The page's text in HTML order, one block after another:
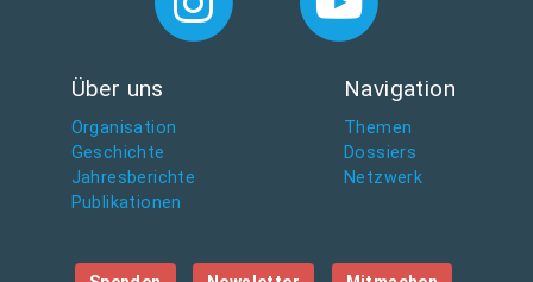
Über uns
Organisation
Geschichte
Jahresberichte
Publikationen
Navigation
Themen
Dossiers
Netzwerk